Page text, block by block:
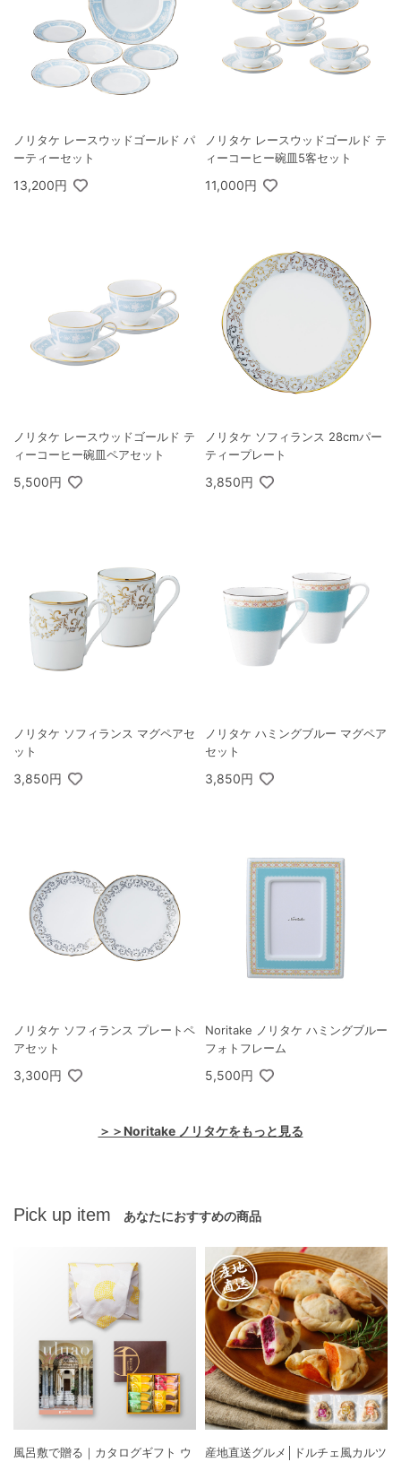
ノリタケ レースウッドゴールド パ
ーティーセット
13,200円
ノリタケ レースウッドゴールド テ
ィーコーヒー碗皿5客セット
11,000円
ノリタケ レースウッドゴールド テ
ィーコーヒー碗皿ペアセット
5,500円
ノリタケ ソフィランス 28cmパー
ティープレート
3,850円
ノリタケ ソフィランス マグペアセ
ット
3,850円
ノリタケ ハミングブルー マグペア
セット
3,850円
ノリタケ ソフィランス プレートペ
アセット
3,300円
Noritake ノリタケ ハミングブルー
フォトフレーム
5,500円
＞＞Noritake ノリタケをもっと見る
Pick up item あなたにおすすめの商品
風呂敷で贈る｜カタログギフト ウ
産地直送グルメ│ドルチェ風カルツ